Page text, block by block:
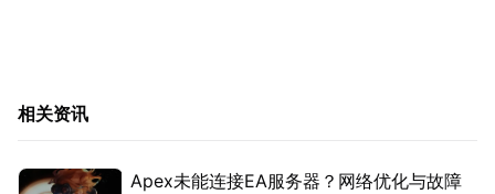
相关资讯
Apex未能连接EA服务器？网络优化与故障